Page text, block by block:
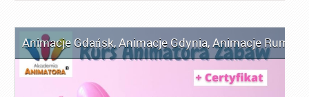
Animacje Gdańsk,Animacje Gdynia,Animacje Rumia